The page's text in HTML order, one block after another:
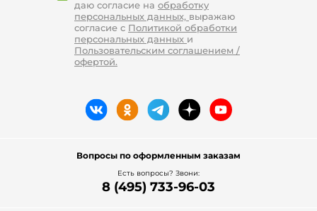
даю согласие на обработку
персональных данных, выражаю
согласие с Политикой обработки
персональных данных и
Пользовательским соглашением /
офертой.
Вопросы по оформленным заказам
Есть вопросы? Звони:
8 (495) 733-96-03